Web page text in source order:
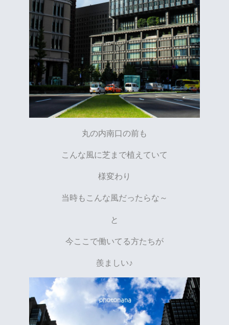
丸の内南口の前も
こんな風に芝まで植えていて
様変わり
当時もこんな風だったらな～
と
今ここで働いてる方たちが
羨ましい♪